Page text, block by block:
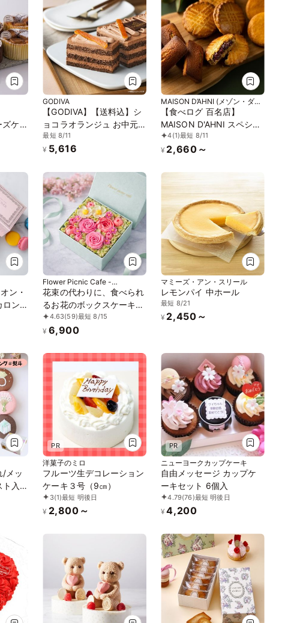
ケー
ワイ
セ
GODIVA
【GODIVA】【送料込】シ
ョコラオランジュ お中元
2026
最短 8/11
¥ 5,616
MAISON D’AHNI (メゾン・ダー
ニ)
【食べログ 百名店】
MAISON D'AHNI スペシャ
リテ 6個入り
4(1)最短 8/11
¥ 2,660～
ン・
ロン8
Flower Picnic Cafe -
Hakodate-
花束の代わりに、食べられ
るお花のボックスケーキ｜
Bloom Garden
4.63(59)最短 8/15
¥ 6,900
マミーズ・アン・スリール
レモンパイ 中ホール
最短 8/21
¥ 2,450～
/メッ
入
PR
洋菓子のミロ
フルーツ生デコレーション
ケーキ３号（9㎝）
3(1)最短 明後日
¥ 2,800～
PR
ニューヨークカップケーキ
自由メッセージ カップケ
ーキセット 6個入
4.79(76)最短 明後日
¥ 4,200